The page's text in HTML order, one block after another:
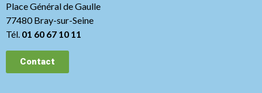
Place Général de Gaulle
77480 Bray-sur-Seine
Tél. 01 60 67 10 11
Contact